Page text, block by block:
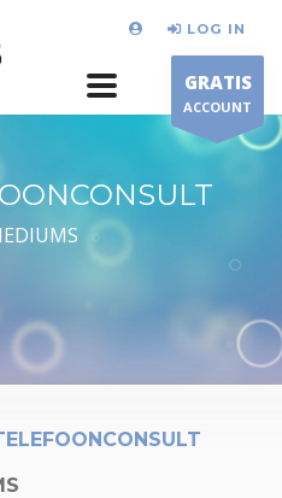
LOG IN
GRATIS
ACCOUNT